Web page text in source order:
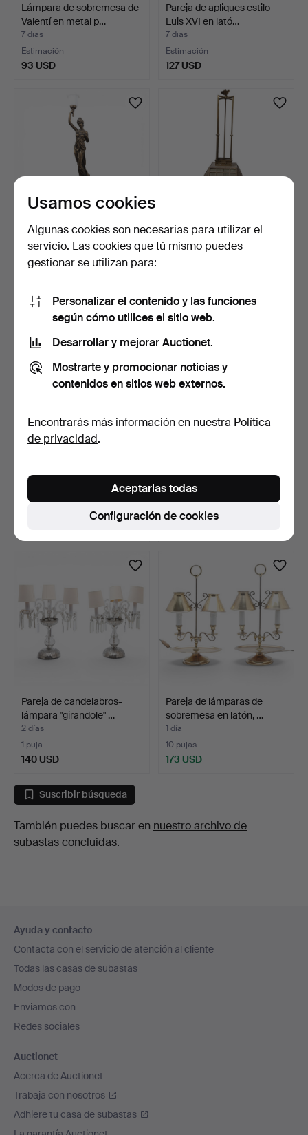
Lámpara de sobremesa de
Valentí en metal p…
7 días
Estimación
93 USD
Pareja de apliques estilo
Luis XVI en lató…
7 días
Estimación
127 USD
Escultura-lámpara de pie,
del siglo XX.
7 días
304 USD
Lámpara de techo Art
Nouveau en latón y vi…
346 USD
madera policromada y d…
5 días
calamina con pátina de …
Estimación
Pareja de candelabros-
lámpara "girandole" …
2 días
1 puja
140 USD
Pareja de lámparas de
sobremesa en latón, …
1 día
10 pujas
173 USD
Suscribir búsqueda
También puedes buscar en nuestro archivo de
subastas concluidas.
en
el
pie
de
página
Ayuda y contacto
Contacta con el servicio de atención al cliente
Todas las casas de subastas
Modos de pago
Enviamos con
Redes sociales
Auctionet
Acerca de Auctionet
Trabaja con nosotros
Adhiere tu casa de subastas
Usamos cookies
Algunas cookies son necesarias para utilizar el
servicio. Las cookies que tú mismo puedes
gestionar se utilizan para:
Personalizar el contenido y las funciones
según cómo utilices el sitio web.
Desarrollar y mejorar Auctionet.
Mostrarte y promocionar noticias y
contenidos en sitios web externos.
Encontrarás más información en nuestra Política
de privacidad.
Configuración de cookies
Aceptarlas todas